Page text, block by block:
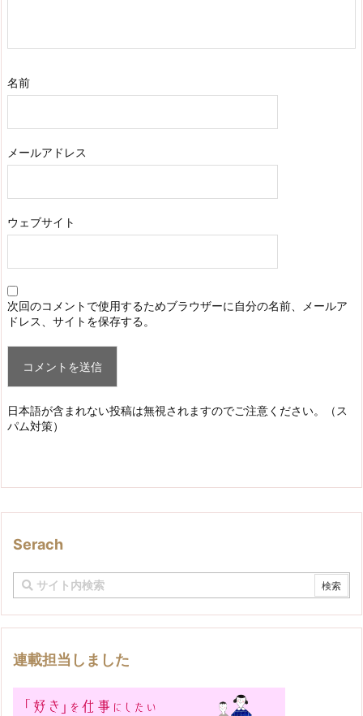
名前
メールアドレス
ウェブサイト
次回のコメントで使用するためブラウザーに自分の名前、メールア
ドレス、サイトを保存する。
日本語が含まれない投稿は無視されますのでご注意ください。（ス
パム対策）
Serach
連載担当しました